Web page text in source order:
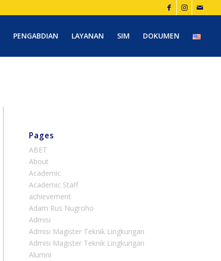
PENGABDIAN LAYANAN SIM DOKUMEN
Pages
ABET
About
Academic
Academic Staff
achievement
Adam Rus Nugroho
Admisi
Admisi Magister Teknik Lingkungan
Admisi Magister Teknik Lingkungan
Alumni